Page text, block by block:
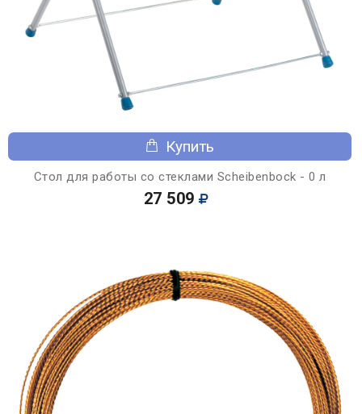
Купить
Стол для работы со стеклами Scheibenbock - 0 л
27 509